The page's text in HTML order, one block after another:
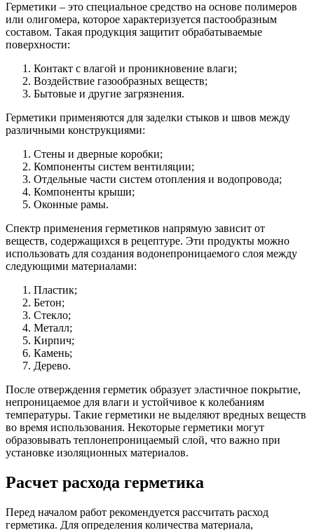
Герметики – это специальное средство на основе полимеров
или олигомера, которое характеризуется пастообразным
составом. Такая продукция защитит обрабатываемые
поверхности:
Контакт с влагой и проникновение влаги;
Воздействие газообразных веществ;
Бытовые и другие загрязнения.
Герметики применяются для заделки стыков и швов между
различными конструкциями:
Стены и дверные коробки;
Компоненты систем вентиляции;
Отдельные части систем отопления и водопровода;
Компоненты крыши;
Оконные рамы.
Спектр применения герметиков напрямую зависит от
веществ, содержащихся в рецептуре. Эти продукты можно
использовать для создания водонепроницаемого слоя между
следующими материалами:
Пластик;
Бетон;
Стекло;
Металл;
Кирпич;
Камень;
Дерево.
После отверждения герметик образует эластичное покрытие,
непроницаемое для влаги и устойчивое к колебаниям
температуры. Такие герметики не выделяют вредных веществ
во время использования. Некоторые герметики могут
образовывать теплонепроницаемый слой, что важно при
установке изоляционных материалов.
Расчет расхода герметика
Перед началом работ рекомендуется рассчитать расход
герметика. Для определения количества материала,